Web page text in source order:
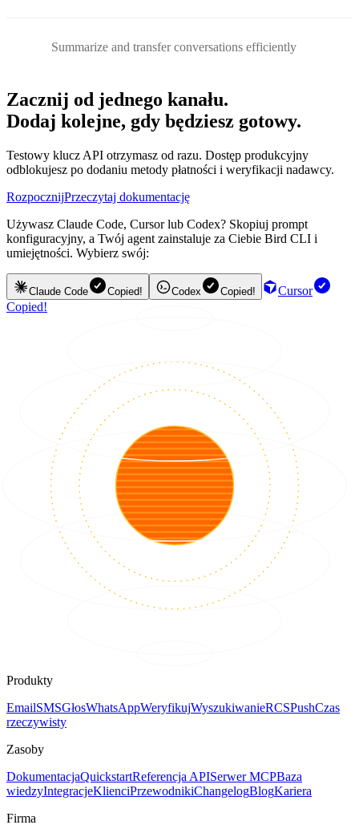
Summarize and transfer conversations efficiently
Zacznij od jednego kanału.
Dodaj kolejne, gdy będziesz gotowy.
Testowy klucz API otrzymasz od razu. Dostęp produkcyjny
odblokujesz po dodaniu metody płatności i weryfikacji nadawcy.
RozpocznijPrzeczytaj dokumentację
Używasz Claude Code, Cursor lub Codex? Skopiuj prompt
konfiguracyjny, a Twój agent zainstaluje za Ciebie Bird CLI i
umiejętności. Wybierz swój:
Claude Code Copied! Codex Copied!
Cursor
Copied!
Produkty
EmailSMSGłosWhatsAppWeryfikujWyszukiwanieRCSPushCzas
rzeczywisty
Zasoby
DokumentacjaQuickstartReferencja APISerwer MCPBaza
wiedzyIntegracjeKlienciPrzewodnikiChangelogBlogKariera
Firma